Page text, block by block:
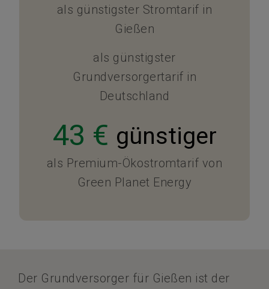
als günstigster Stromtarif in
Gießen
als günstigster
Grundversorgertarif in
Deutschland
43 € günstiger
als Premium-Ökostromtarif von
Green Planet Energy
Der Grundversorger für Gießen ist der